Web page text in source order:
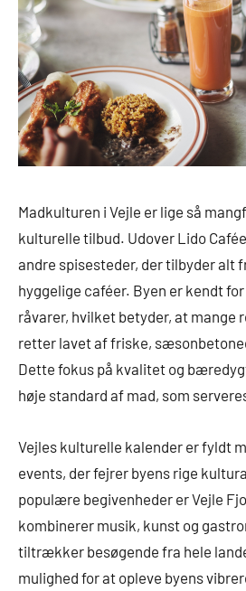
Madkulturen i Vejle er lige så
kulturelle tilbud. Udover Lido
andre spisesteder, der tilbyder alt
hyggelige caféer. Byen er kendt
råvarer, hvilket betyder, at mange
retter lavet af friske,
Dette fokus på kvalitet og
høje standard af mad, som
Vejles kulturelle kalender er fyldt
events, der fejrer byens rige
populære begivenheder er Vejle
kombinerer musik, kunst og
tiltrækker besøgende fra hele
mulighed for at opleve byens